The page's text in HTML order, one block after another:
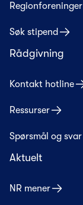
Regionforeninger
Søk stipend
Rådgivning
Kontakt hotline
Ressurser
Spørsmål og svar
Aktuelt
NR mener